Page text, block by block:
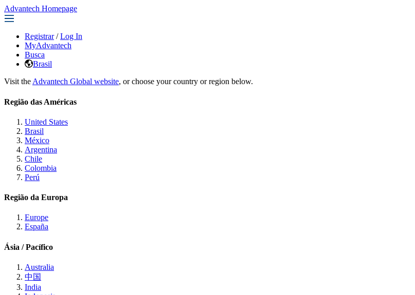
Advantech Homepage
Registrar / Log In
MyAdvantech
Busca
Brasil
Visit the Advantech Global website, or choose your country or region below.
Região das Américas
United States
Brasil
México
Argentina
Chile
Colombia
Perú
Região da Europa
Europe
España
Ásia / Pacífico
Australia
中国
India